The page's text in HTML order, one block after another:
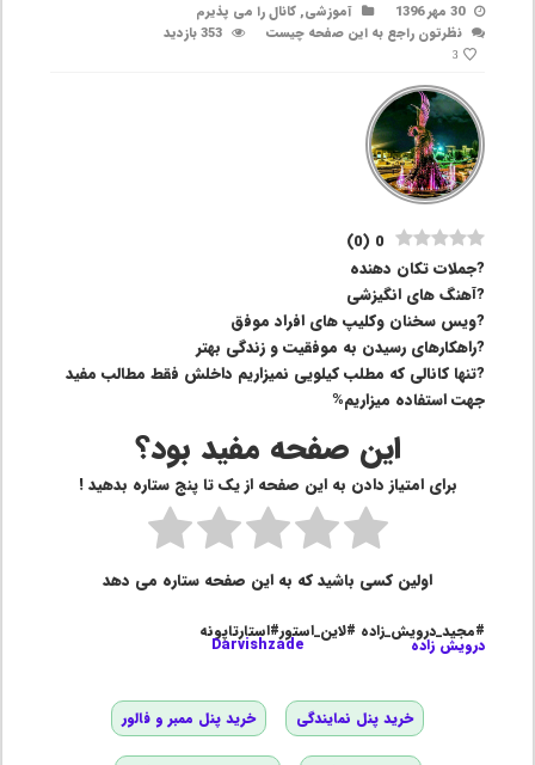
30 مهر 1396 آموزشی,کانال را می پذیرم
نظرتون راجع به این صفحه چیست
353 بازدید
3
0
(
0
)
?جملات تکان دهنده
?آهنگ های انگیزشی
?ویس سخنان وکلیپ های افراد موفق
?راهکارهای رسیدن به موفقیت و زندگی بهتر
?تنها کانالی که مطلب کیلویی نمیزاریم داخلش فقط مطالب مفید
جهت استفاده میزاریم%
این صفحه مفید بود؟
برای امتیاز دادن به این صفحه از یک تا پنج ستاره بدهید !
اولین کسی باشید که به این صفحه ستاره می دهد
#مجید_درویش_زاده #لاین_استور#استارتاپونه
درویش زاده Darvishzade
خرید پنل نمایندگی خرید پنل ممبر و فالور